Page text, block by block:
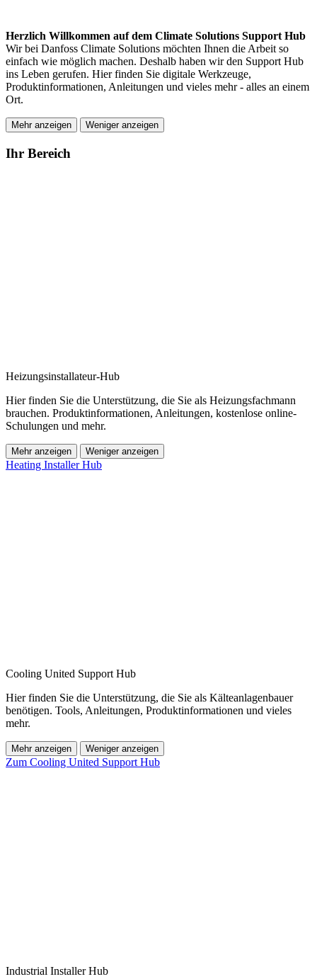
Herzlich Willkommen auf dem Climate Solutions Support Hub
Wir bei Danfoss Climate Solutions möchten Ihnen die Arbeit so
einfach wie möglich machen. Deshalb haben wir den Support Hub
ins Leben gerufen. Hier finden Sie digitale Werkzeuge,
Produktinformationen, Anleitungen und vieles mehr - alles an einem
Ort.
Mehr anzeigen Weniger anzeigen
Ihr Bereich
Heizungsinstallateur-Hub
Hier finden Sie die Unterstützung, die Sie als Heizungsfachmann
brauchen. Produktinformationen, Anleitungen, kostenlose online-
Schulungen und mehr.
Mehr anzeigen Weniger anzeigen
Heating Installer Hub
Cooling United Support Hub
Hier finden Sie die Unterstützung, die Sie als Kälteanlagenbauer
benötigen. Tools, Anleitungen, Produktinformationen und vieles
mehr.
Mehr anzeigen Weniger anzeigen
Zum Cooling United Support Hub
Industrial Installer Hub